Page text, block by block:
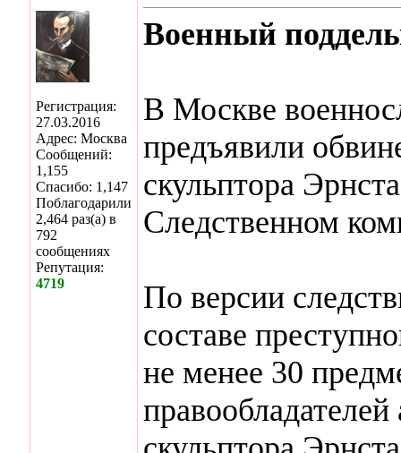
Регистрация:
27.03.2016
Адрес: Москва
Сообщений:
1,155
Спасибо: 1,147
Поблагодарили
2,464 раз(а) в
792
сообщениях
Репутация:
4719
Военный
В Москве
предъявили
скульптора
Следственном
По версии
составе
не менее 30